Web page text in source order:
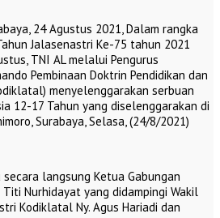
24 Agustus 2021, Dalam rangka
Jalasenastri Ke-75 tahun 2021
TNI AL melalui Pengurus
Pembinaan Doktrin Pendidikan dan
menyelenggarakan serbuan
12-17 Tahun yang diselenggarakan di
Surabaya, Selasa, (24/8/2021)
langsung Ketua Gabungan
Nurhidayat yang didampingi Wakil
Kodiklatal Ny. Agus Hariadi dan